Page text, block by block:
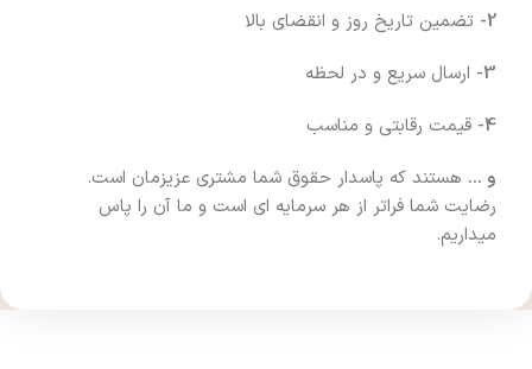
2- تضمین تاریخ روز و انقضای بالا
3- ارسال سریع و در لحظه
4- قیمت رقابتی و مناسب
و … هستند که پاسدار حقوق شما مشتری عزیزمان است.
رضایت شما فراتر از هر سرمایه ای است و ما آن را پاس
میداریم.